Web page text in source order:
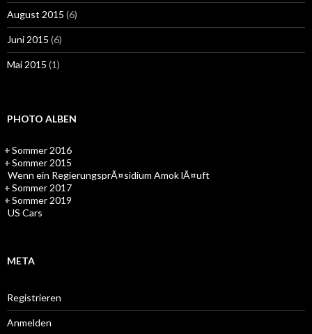
August 2015 (6)
Juni 2015 (6)
Mai 2015 (1)
PHOTO ALBEN
+Sommer 2016
+Sommer 2015
Wenn ein RegierungsprÃ¤sidium Amok lÃ¤uft
+Sommer 2017
+Sommer 2019
US Cars
META
Registrieren
Anmelden